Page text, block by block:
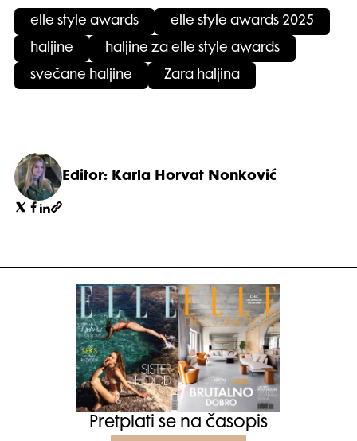
elle style awards elle style awards 2025
haljine haljine za elle style awards
svečane haljine Zara haljina
Editor: Karla Horvat Nonković
Pretplati se na časopis